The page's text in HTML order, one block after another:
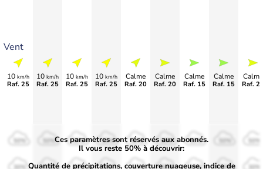
Vent
10 km/h
Raf. 25
10 km/h
Raf. 25
10 km/h
Raf. 25
10 km/h
Raf. 25
Calme
Raf. 20
Calme
Raf. 20
Calme
Raf. 15
Calme
Raf. 15
Calme
Raf.
50%
30%
50%
30%
50%
30%
50%
30%
50%
30%
50%
30%
50%
30% 30% 30%
Ces paramètres sont réservés aux abonnés.
Il vous reste 50% à découvrir:
Quantité de précipitations, couverture nuageuse, indice de